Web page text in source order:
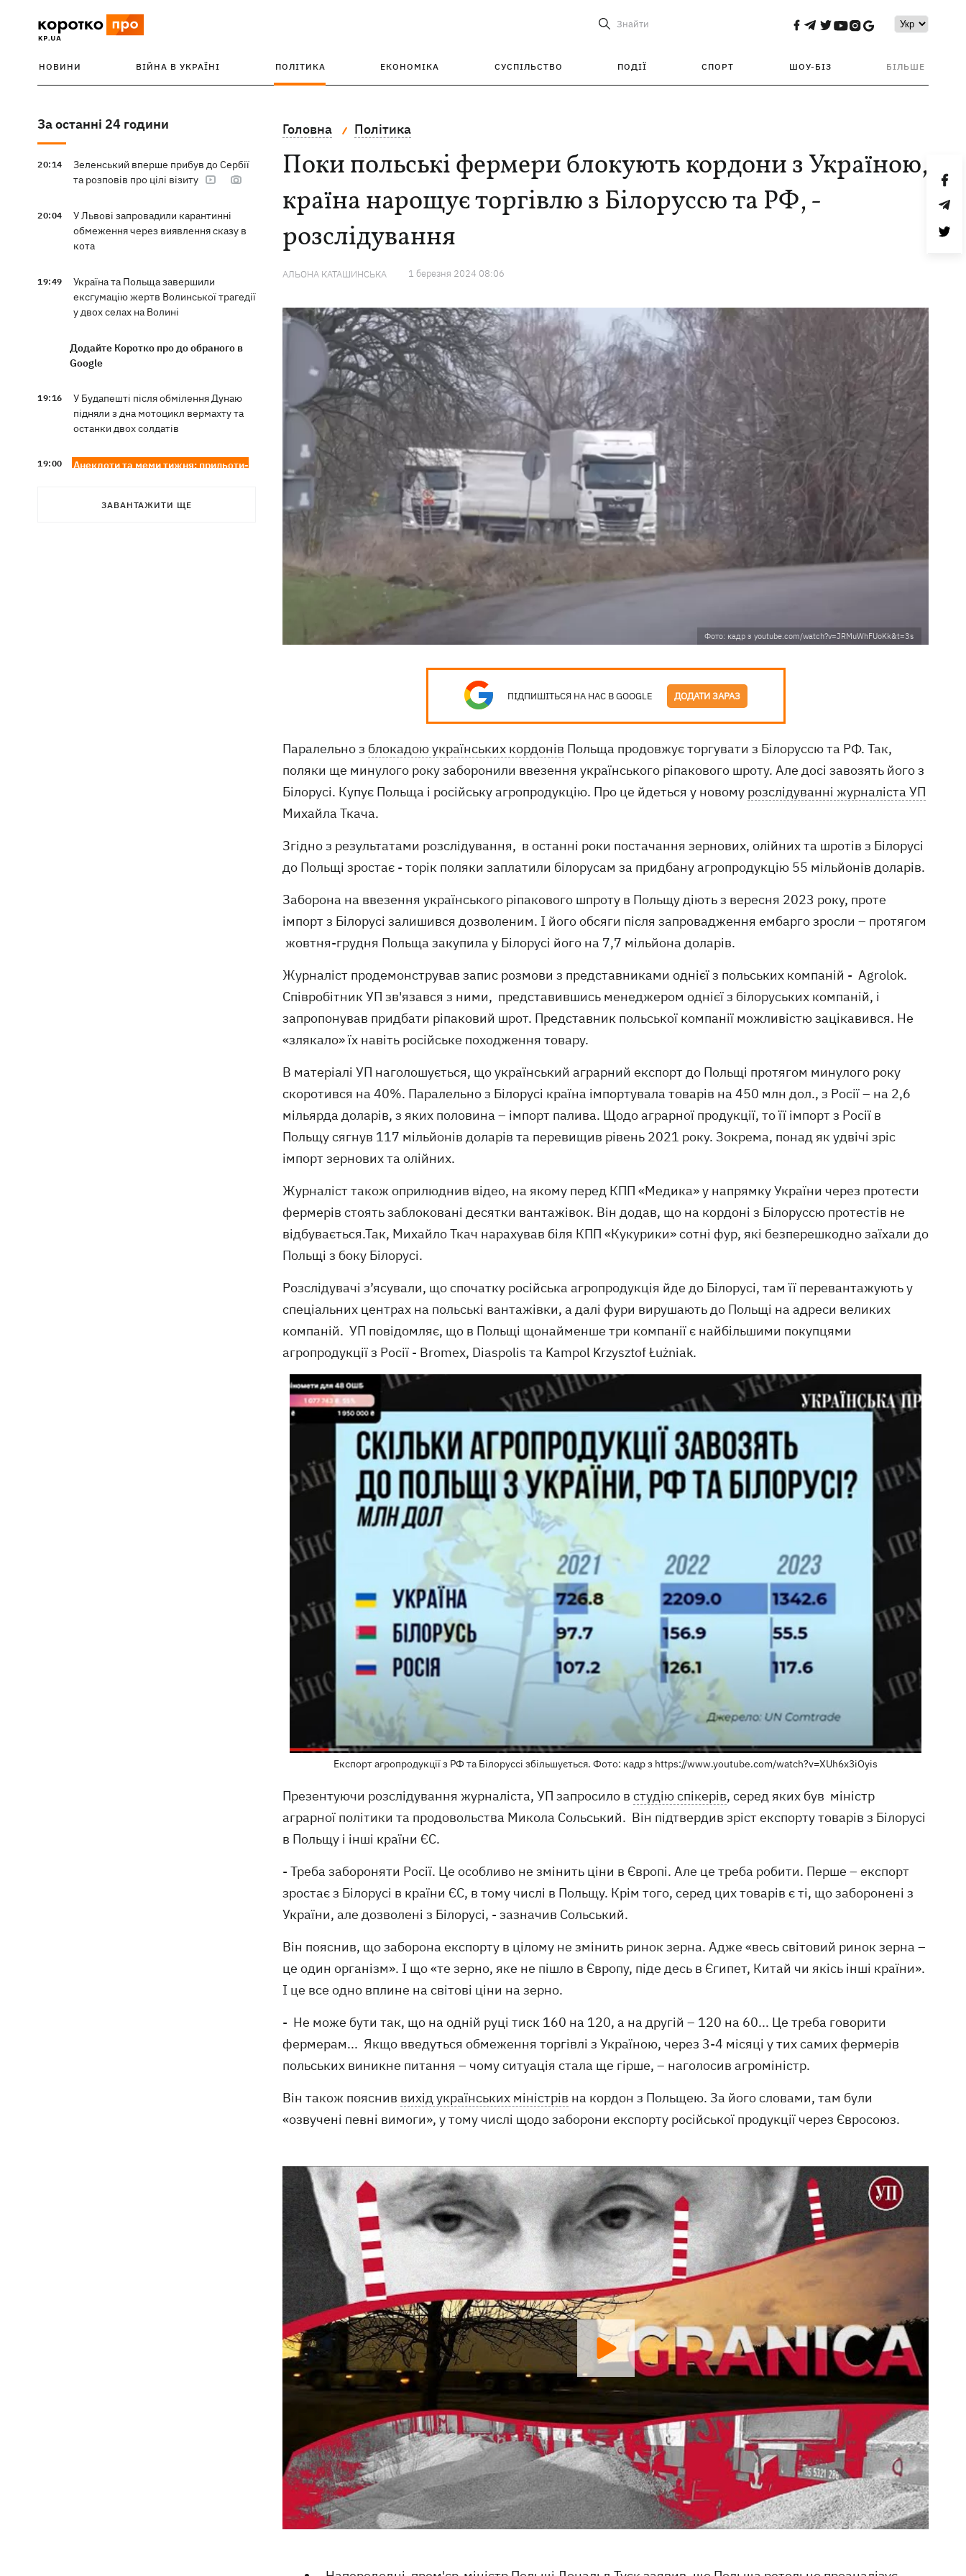
Знайти
НОВИНИ ВІЙНА В УКРАЇНІ ПОЛІТИКА ЕКОНОМІКА СУСПІЛЬСТВО ПОДІЇ СПОРТ ШОУ-БІЗ БІЛЬШЕ
За останні 24 години
20:14
Зеленський вперше прибув до Сербії
та розповів про цілі візиту
20:04
У Львові запровадили карантинні
обмеження через виявлення сказу в
кота
19:49
Україна та Польща завершили
ексгумацію жертв Волинської трагедії
у двох селах на Волині
Додайте Коротко про до обраного в
Google
19:16
У Будапешті після обмілення Дунаю
підняли з дна мотоцикл вермахту та
останки двох солдатів
19:00
Анекдоти та меми тижня: прильоти-
кабачкамиЗАВАНТАЖИТИ ЩЕ
Головна Політика
Поки польські фермери блокують кордони з Україною,
країна нарощує торгівлю з Білоруссю та РФ, -
розслідування
АЛЬОНА КАТАШИНСЬКА 1 березня 2024 08:06
Фото: кадр з youtube.com/watch?v=JRMuWhFUoKk&t=3s
ПІДПИШІТЬСЯ НА НАС В GOOGLE ДОДАТИ ЗАРАЗ
Паралельно з блокадою українських кордонів Польща продовжує торгувати з Білоруссю та РФ. Так,
поляки ще минулого року заборонили ввезення українського ріпакового шроту. Але досі завозять його з
Білорусі. Купує Польща і російську агропродукцію. Про це йдеться у новому розслідуванні журналіста УП
Михайла Ткача.
Згідно з результатами розслідування, в останні роки постачання зернових, олійних та шротів з Білорусі
до Польщі зростає - торік поляки заплатили білорусам за придбану агропродукцію 55 мільйонів доларів.
Заборона на ввезення українського ріпакового шпроту в Польщу діють з вересня 2023 року, проте
імпорт з Білорусі залишився дозволеним. І його обсяги після запровадження ембарго зросли – протягом
жовтня-грудня Польща закупила у Білорусі його на 7,7 мільйона доларів.
Журналіст продемонстрував запис розмови з представниками однієї з польських компаній - Agrolok.
Співробітник УП зв'язався з ними, представившись менеджером однієї з білоруських компаній, і
запропонував придбати ріпаковий шрот. Представник польської компанії можливістю зацікавився. Не
«злякало» їх навіть російське походження товару.
В матеріалі УП наголошується, що український аграрний експорт до Польщі протягом минулого року
скоротився на 40%. Паралельно з Білорусі країна імпортувала товарів на 450 млн дол., з Росії – на 2,6
мільярда доларів, з яких половина – імпорт палива. Щодо аграрної продукції, то її імпорт з Росії в
Польщу сягнув 117 мільйонів доларів та перевищив рівень 2021 року. Зокрема, понад як удвічі зріс
імпорт зернових та олійних.
Журналіст також оприлюднив відео, на якому перед КПП «Медика» у напрямку України через протести
фермерів стоять заблоковані десятки вантажівок. Він додав, що на кордоні з Білоруссю протестів не
відбувається.Так, Михайло Ткач нарахував біля КПП «Кукурики» сотні фур, які безперешкодно заїхали до
Польщі з боку Білорусі.
Розслідувачі з’ясували, що спочатку російська агропродукція йде до Білорусі, там її перевантажують у
спеціальних центрах на польські вантажівки, а далі фури вирушають до Польщі на адреси великих
компаній. УП повідомляє, що в Польщі щонайменше три компанії є найбільшими покупцями
агропродукції з Росії - Bromex, Diaspolis та Kampol Krzysztof Łużniak.
Експорт агропродукції з РФ та Білоруссі збільшується. Фото: кадр з https://www.youtube.com/watch?v=XUh6x3iOyis
Презентуючи розслідування журналіста, УП запросило в студію спікерів, серед яких був міністр
аграрної політики та продовольства Микола Сольський. Він підтвердив зріст експорту товарів з Білорусі
в Польщу і інші країни ЄС.
- Треба забороняти Росії. Це особливо не змінить ціни в Європі. Але це треба робити. Перше – експорт
зростає з Білорусі в країни ЄС, в тому числі в Польщу. Крім того, серед цих товарів є ті, що заборонені з
України, але дозволені з Білорусі, - зазначив Сольський.
Він пояснив, що заборона експорту в цілому не змінить ринок зерна. Адже «весь світовий ринок зерна –
це один організм». І що «те зерно, яке не пішло в Європу, піде десь в Єгипет, Китай чи якісь інші країни».
І це все одно вплине на світові ціни на зерно.
- Не може бути так, що на одній руці тиск 160 на 120, а на другій – 120 на 60... Це треба говорити
фермерам... Якщо введуться обмеження торгівлі з Україною, через 3-4 місяці у тих самих фермерів
польських виникне питання – чому ситуація стала ще гірше, – наголосив агроміністр.
Він також пояснив вихід українських міністрів на кордон з Польщею. За його словами, там були
«озвучені певні вимоги», у тому числі щодо заборони експорту російської продукції через Євросоюз.